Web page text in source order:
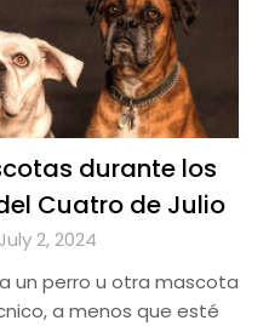
durante los
Cuatro de Julio
2, 2024
un perro u otra mascota
a menos que esté